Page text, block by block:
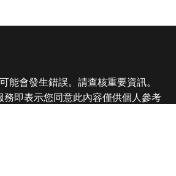
能會發生錯誤。請查核重要資訊。
務即表示您同意此內容僅供個人參考